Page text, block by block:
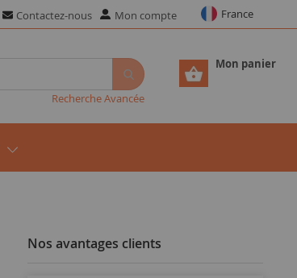
Contactez-nous Mon compte France
Mon panier
Recherche Avancée
Nos avantages clients